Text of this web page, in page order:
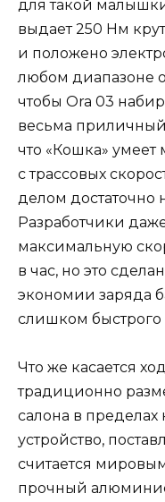
для такой
выдает 250 Нм
и положено
любом диапазоне
чтобы Ora 03
весьма
что «Кошка» умеет
с трассовых
делом
Разработчики
максимальную
в час, но это
экономии заряда
слишком быстрого
Что же касается
традиционно
салона в пределах
устройство,
считается
прочный